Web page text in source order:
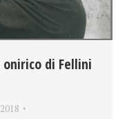
onirico di Fellini